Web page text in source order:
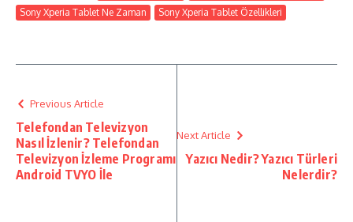
Sony Xperia Tablet Ne Zaman
Sony Xperia Tablet Özellikleri
Previous Article
Telefondan Televizyon
Nasıl İzlenir? Telefondan
Televizyon İzleme Programı
Android TVYO İle
Next Article
Yazıcı Nedir? Yazıcı Türleri
Nelerdir?